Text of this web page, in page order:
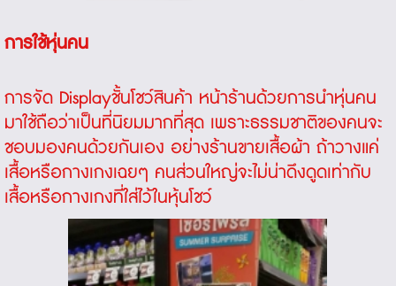
การใช้หุ่นคน
การจัด Displayชั้นโชว์สินค้า หน้าร้านด้วยการนำหุ่นคน
มาใช้ถือว่าเป็นที่นิยมมากที่สุด เพราะธรรมชาติของคนจะ
ชอบมองคนด้วยกันเอง อย่างร้านขายเสื้อผ้า ถ้าวางแค่
เสื้อหรือกางเกงเฉยๆ คนส่วนใหญ่จะไม่น่าดึงดูดเท่ากับ
เสื้อหรือกางเกงที่ใส่ไว้ในหุ้นโชว์